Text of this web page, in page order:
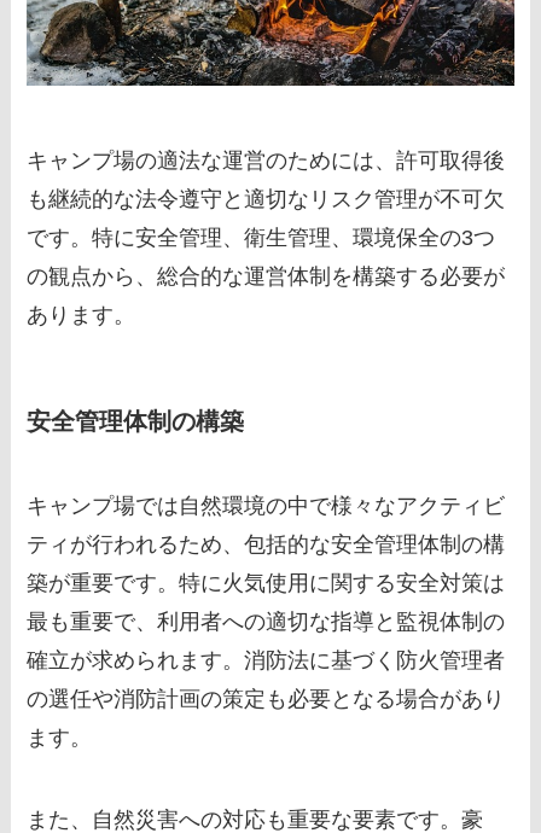
キャンプ場の適法な運営のためには、許可取得後
も継続的な法令遵守と適切なリスク管理が不可欠
です。特に安全管理、衛生管理、環境保全の3つ
の観点から、総合的な運営体制を構築する必要が
あります。
安全管理体制の構築
キャンプ場では自然環境の中で様々なアクティビ
ティが行われるため、包括的な安全管理体制の構
築が重要です。特に火気使用に関する安全対策は
最も重要で、利用者への適切な指導と監視体制の
確立が求められます。消防法に基づく防火管理者
の選任や消防計画の策定も必要となる場合があり
ます。
また、自然災害への対応も重要な要素です。豪